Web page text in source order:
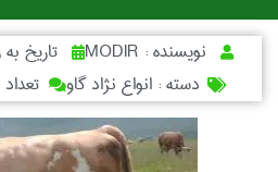
نویسنده : تاریخ
دسته :انواع نژاد گاو